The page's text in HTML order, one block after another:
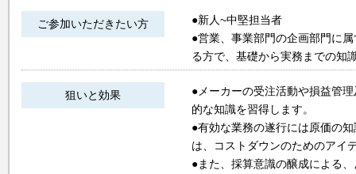
ご参加いただきたい方
●新人~中堅担当者
●営業、事業部門の企画部門に
る方で、基礎から実務までの知
狙いと効果
●メーカーの受注活動や損益管
的な知識を習得します。
●有効な業務の遂行には原価の
は、コストダウンのためのアイ
●また、採算意識の醸成による